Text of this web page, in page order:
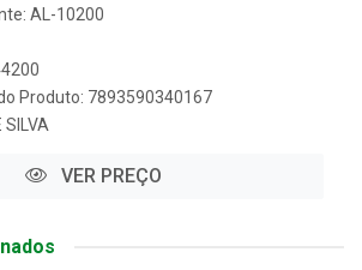
AL-10200
Produto: 7893590340167
SILVA
VER PREÇO